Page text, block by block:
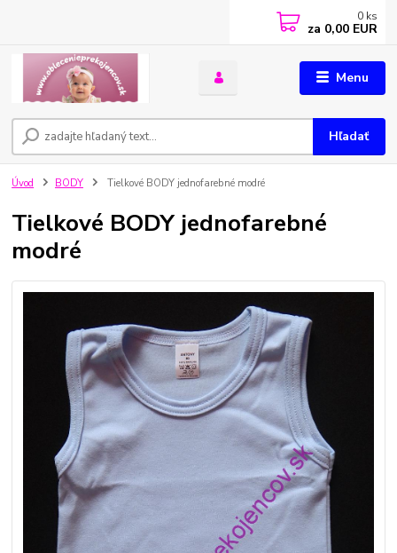
Menu
Hľadať
0 ks
za 0,00 EUR
Úvod BODY Tielkové BODY jednofarebné modré
Tielkové BODY jednofarebné
modré